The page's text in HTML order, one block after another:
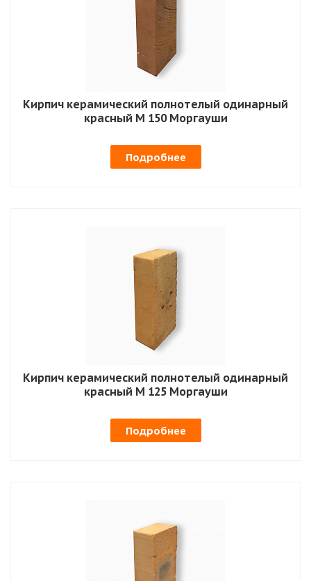
Кирпич керамический полнотелый одинарный
красный М 150 Моргауши
Подробнее
Кирпич керамический полнотелый одинарный
красный М 125 Моргауши
Подробнее